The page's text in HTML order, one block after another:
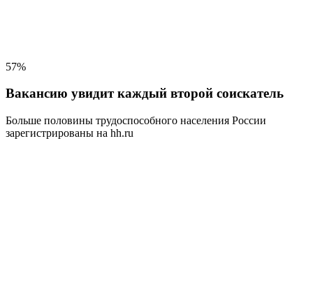
57%
Вакансию увидит каждый второй соискатель
Больше половины трудоспособного населения России
зарегистрированы на hh.ru